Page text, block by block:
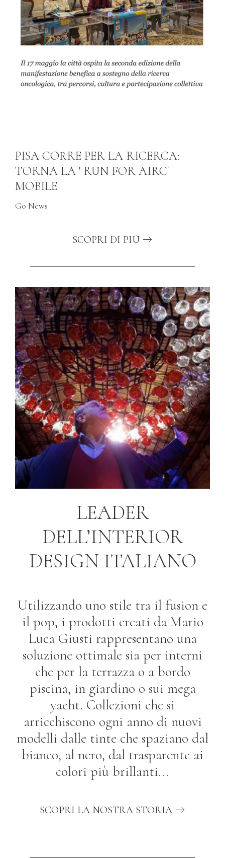
PISA CORRE PER LA RICERCA:
TORNA LA ' RUN FOR AIRC'
MOBILE
Go News
SCOPRI DI PIÙ
LEADER
DELL’INTERIOR
DESIGN ITALIANO
Utilizzando uno stile tra il fusion e
il pop, i prodotti creati da Mario
Luca Giusti rappresentano una
soluzione ottimale sia per interni
che per la terrazza o a bordo
piscina, in giardino o sui mega
yacht. Collezioni che si
arricchiscono ogni anno di nuovi
modelli dalle tinte che spaziano dal
bianco, al nero, dal trasparente ai
colori più brillanti...
SCOPRI LA NOSTRA STORIA